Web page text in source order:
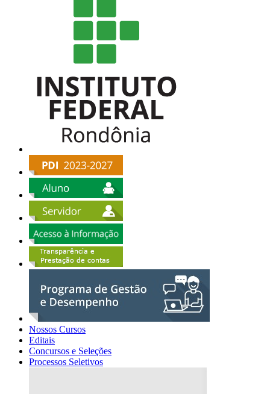
Nossos Cursos
Editais
Concursos e Seleções
Processos Seletivos